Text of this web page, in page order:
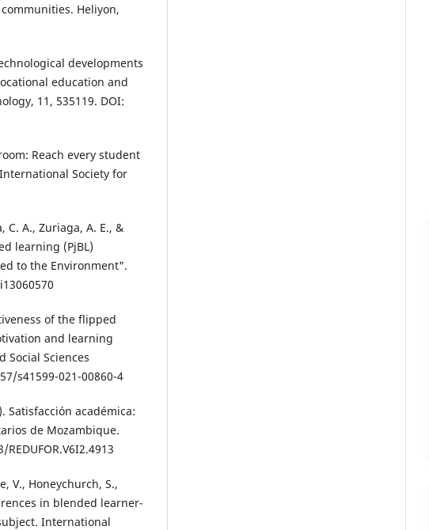
Heliyon,
developments
education and
11, 535119. DOI:
Reach every student
Society for
C. A., Zuriaga, A. E., &
learning (PjBL)
to the Environment".
of the flipped
and learning
Social Sciences
s41599-021-00860-4
Satisfacción académica:
de Mozambique.
V., Honeychurch, S.,
in blended learner-
International